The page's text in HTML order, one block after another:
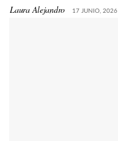
Laura Alejandro 17 JUNIO, 2026